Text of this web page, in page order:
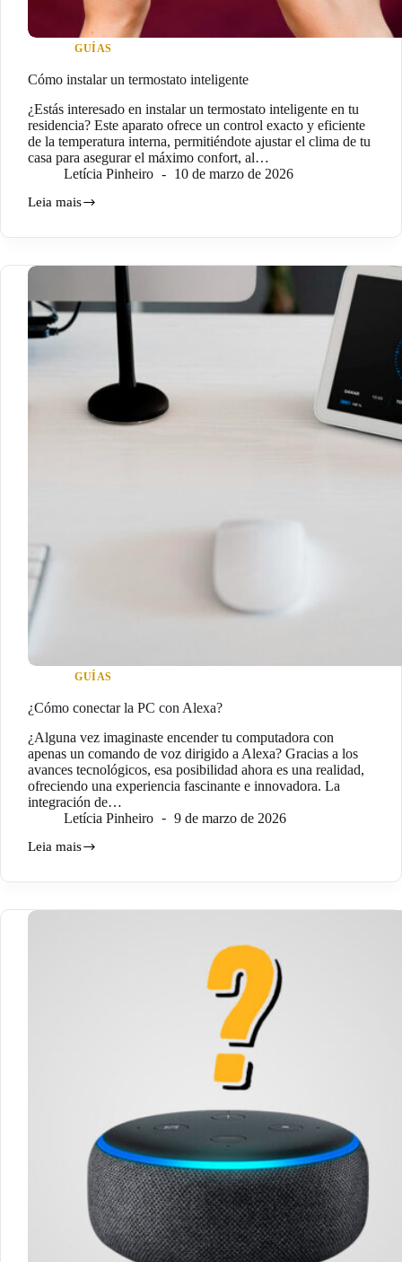
GUÍAS
Cómo instalar un termostato inteligente
¿Estás interesado en instalar un termostato inteligente en tu
residencia? Este aparato ofrece un control exacto y eficiente
de la temperatura interna, permitiéndote ajustar el clima de tu
casa para asegurar el máximo confort, al…
Letícia Pinheiro
10 de marzo de 2026
Leia mais
Cómo
un
inteligente
GUÍAS
¿Cómo conectar la PC con Alexa?
¿Alguna vez imaginaste encender tu computadora con
apenas un comando de voz dirigido a Alexa? Gracias a los
avances tecnológicos, esa posibilidad ahora es una realidad,
ofreciendo una experiencia fascinante e innovadora. La
integración de…
Letícia Pinheiro
9 de marzo de 2026
Leia mais
¿Cómo
la
con